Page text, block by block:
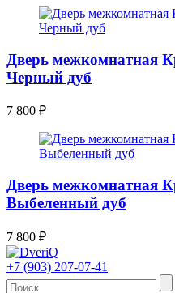
Дверь межкомнатная
Черный дуб
7 800 ₽
Дверь межкомнатная
Выбеленный дуб
7 800 ₽
+7 (903) 207-07-41